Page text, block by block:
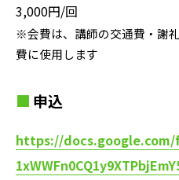
3,000円/回
※会費は、講師の交通費・謝
費に使用します
申込
https://docs.google.com/